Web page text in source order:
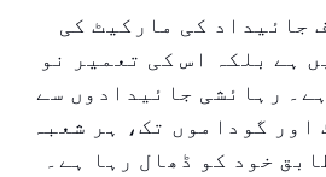
جائیداد کی مارکیٹ کی
ہے بلکہ اس کی تعمیر نو
رہائشی جائیدادوں سے
اور گوداموں تک، ہر شعبہ
خود کو ڈھال رہا ہے۔